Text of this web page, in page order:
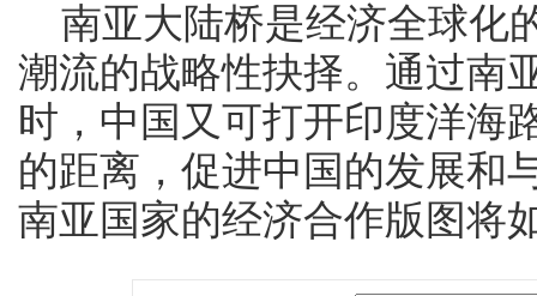
南亚大陆桥是经济全球化
潮流的战略性抉择。通过南
时，中国又可打开印度洋海
的距离，促进中国的发展和
南亚国家的经济合作版图将